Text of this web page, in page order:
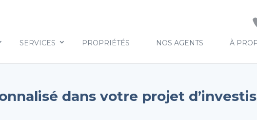
SERVICES PROPRIÉTÉS NOS AGENTS À
dans votre projet